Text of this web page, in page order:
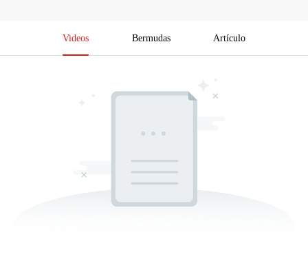
Videos Bermudas Artículo